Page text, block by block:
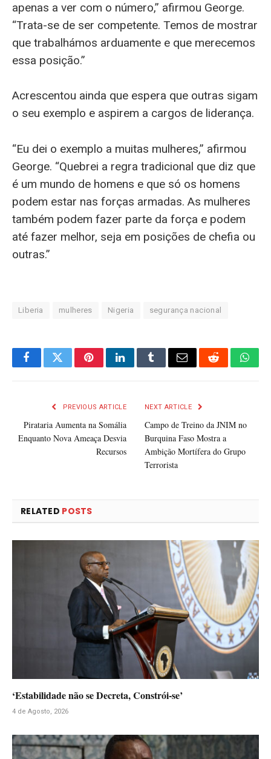
apenas a ver com o número,” afirmou George.
“Trata-se de ser competente. Temos de mostrar
que trabalhámos arduamente e que merecemos
essa posição.”
Acrescentou ainda que espera que outras sigam
o seu exemplo e aspirem a cargos de liderança.
“Eu dei o exemplo a muitas mulheres,” afirmou
George. “Quebrei a regra tradicional que diz que
é um mundo de homens e que só os homens
podem estar nas forças armadas. As mulheres
também podem fazer parte da força e podem
até fazer melhor, seja em posições de chefia ou
outras.”
Liberia mulheres Nigeria segurança nacional
FacebookTwitterPinterestLinkedInTumblrEmail Reddit
PREVIOUS ARTICLE
Pirataria Aumenta na Somália
Enquanto Nova Ameaça Desvia
Recursos
NEXT ARTICLE
Campo de Treino da JNIM no
Burquina Faso Mostra a
Ambição Mortífera do Grupo
Terrorista
RELATED POSTS
‘Estabilidade não se Decreta, Constrói-se’
4 de Agosto, 2026